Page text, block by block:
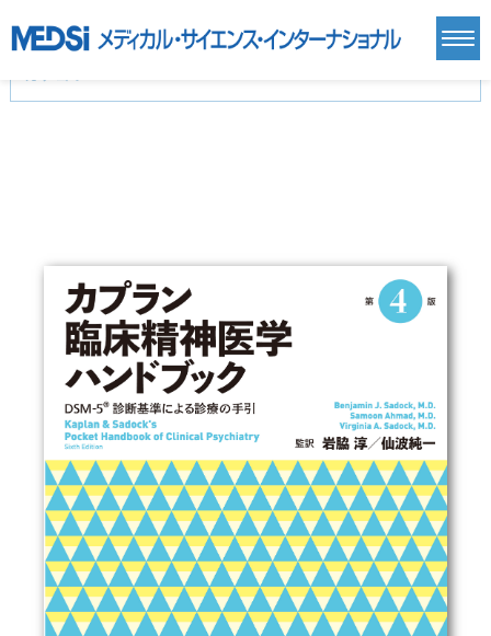
基礎医学(93)
基礎医学関連科学(80)
自然科学(25)
医療技術(16)
歯科学(3)
保健・体育(1)
衛生・公衆衛生学(14)
医学一般(91) マルチメディア(0)